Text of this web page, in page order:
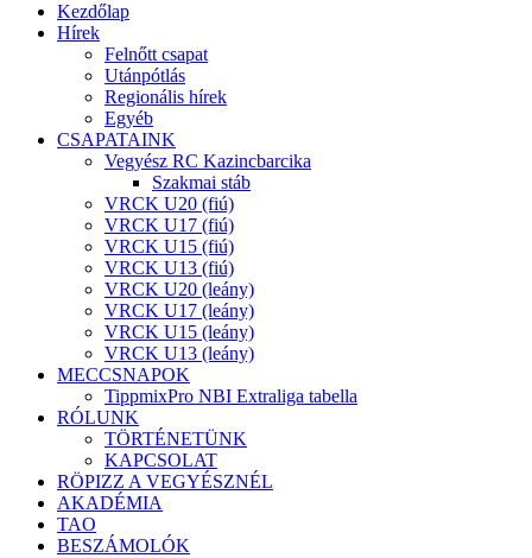
Kezdőlap
Hírek
Felnőtt csapat
Utánpótlás
Regionális hírek
Egyéb
CSAPATAINK
Vegyész RC Kazincbarcika
Szakmai stáb
VRCK U20 (fiú)
VRCK U17 (fiú)
VRCK U15 (fiú)
VRCK U13 (fiú)
VRCK U20 (leány)
VRCK U17 (leány)
VRCK U15 (leány)
VRCK U13 (leány)
MECCSNAPOK
TippmixPro NBI Extraliga tabella
RÓLUNK
TÖRTÉNETÜNK
KAPCSOLAT
RÖPIZZ A VEGYÉSZNÉL
AKADÉMIA
TAO
BESZÁMOLÓK